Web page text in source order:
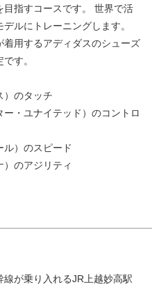
指すコースです。 世界で活
ルにトレーニングします。
用するアディダスのシューズ
す。
）のタッチ
・ユナイテッド）のコントロ
ル）のスピード
）のアジリティ
が乗り入れるJR上越妙高駅